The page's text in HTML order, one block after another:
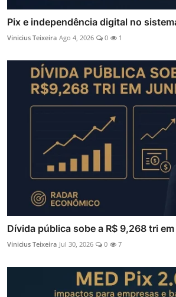
Pix e independência digital no
Vinicius Teixeira Ago 4, 2026 0 1
Dívida pública sobe a R$ 9,268 tri
Vinicius Teixeira Jul 30, 2026 0 7